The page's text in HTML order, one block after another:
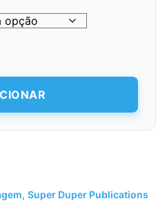
, Super Duper Publications